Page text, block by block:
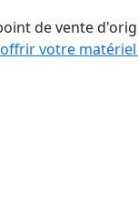
de vente
votre